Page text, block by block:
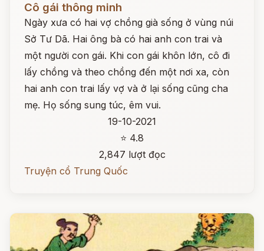
Cô gái thông minh
Ngày xưa có hai vợ chồng già sống ở vùng núi
Sở Tư Dã. Hai ông bà có hai anh con trai và
một người con gái. Khi con gái khôn lớn, cô đi
lấy chồng và theo chồng đến một nơi xa, còn
hai anh con trai lấy vợ và ở lại sống cũng cha
mẹ. Họ sống sung túc, êm vui.
19-10-2021
⭐ 4.8
2,847 lượt đọc
Truyện cổ Trung Quốc